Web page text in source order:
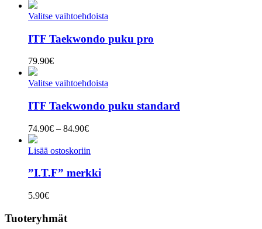
Valitse vaihtoehdoista
ITF Taekwondo puku pro
79.90€
Valitse vaihtoehdoista
ITF Taekwondo puku standard
74.90€ – 84.90€Hintaluokka:
-
Lisää ostoskoriin
”I.T.F” merkki
5.90€
Tuoteryhmät